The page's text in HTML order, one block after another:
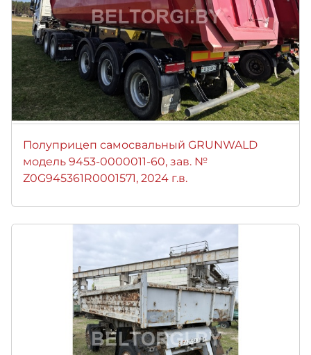
Полуприцеп самосвальный GRUNWALD
модель 9453-0000011-60, зав. №
Z0G945361R0001571, 2024 г.в.